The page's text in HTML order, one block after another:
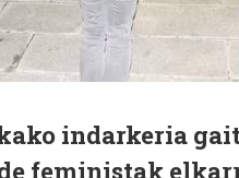
indarkeria
feministak